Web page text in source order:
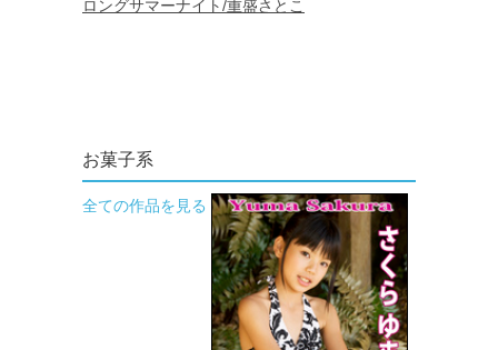
お菓子系
全ての作品を見る